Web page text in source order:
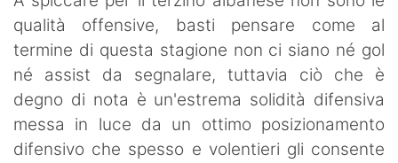
qualità offensive, basti pensare come al
termine di questa stagione non ci siano né gol
né assist da segnalare, tuttavia ciò che è
degno di nota è un'estrema solidità difensiva
messa in luce da un ottimo posizionamento
difensivo che spesso e volentieri gli consente